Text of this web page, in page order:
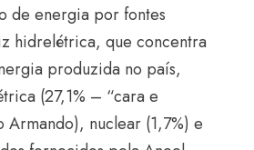
de energia por fontes
hidrelétrica, que concentra
produzida no país,
(27,1% – “cara e
Armando), nuclear (1,7%) e